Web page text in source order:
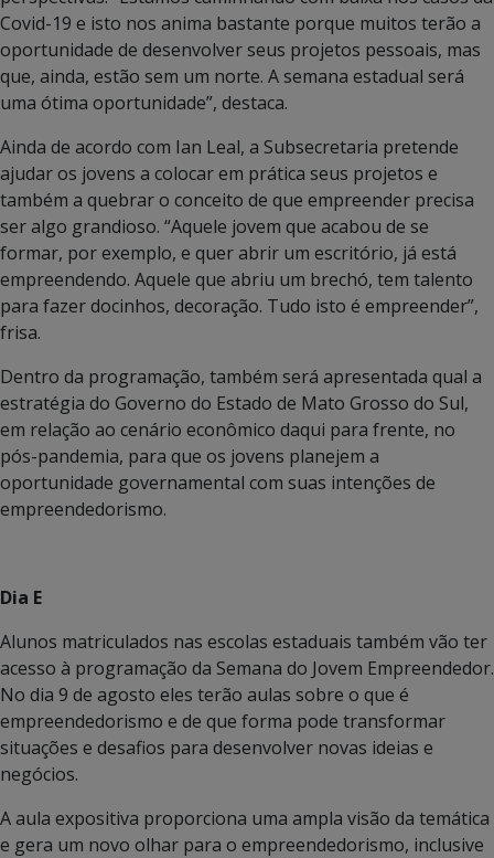
Covid-19 e isto nos anima bastante porque muitos terão a
oportunidade de desenvolver seus projetos pessoais, mas
que, ainda, estão sem um norte. A semana estadual será
uma ótima oportunidade”, destaca.
Ainda de acordo com Ian Leal, a Subsecretaria pretende
ajudar os jovens a colocar em prática seus projetos e
também a quebrar o conceito de que empreender precisa
ser algo grandioso. “Aquele jovem que acabou de se
formar, por exemplo, e quer abrir um escritório, já está
empreendendo. Aquele que abriu um brechó, tem talento
para fazer docinhos, decoração. Tudo isto é empreender”,
frisa.
Dentro da programação, também será apresentada qual a
estratégia do Governo do Estado de Mato Grosso do Sul,
em relação ao cenário econômico daqui para frente, no
pós-pandemia, para que os jovens planejem a
oportunidade governamental com suas intenções de
empreendedorismo.
Dia E
Alunos matriculados nas escolas estaduais também vão ter
acesso à programação da Semana do Jovem Empreendedor.
No dia 9 de agosto eles terão aulas sobre o que é
empreendedorismo e de que forma pode transformar
situações e desafios para desenvolver novas ideias e
negócios.
A aula expositiva proporciona uma ampla visão da temática
e gera um novo olhar para o empreendedorismo, inclusive